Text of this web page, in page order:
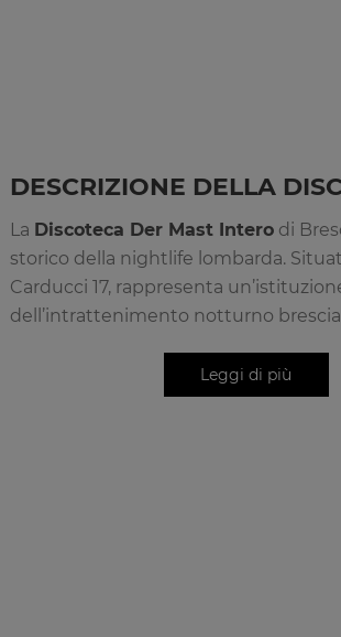
DESCRIZIONE DELLA
La Discoteca Der Mast Interodi
storico della nightlife lombarda.
Carducci 17, rappresenta
dell’intrattenimento notturno
Discoteca Der Mast Intero
programmazione musicale variegata